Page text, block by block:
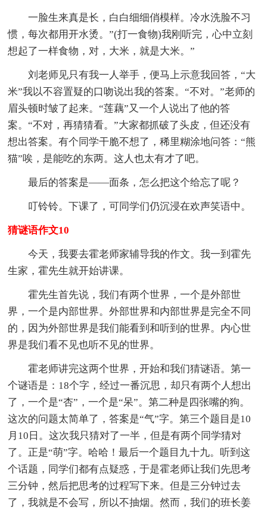
一脸生来真是长，白白细细俏模样。冷水洗脸不习
惯，每次都用开水烫。”(打一食物)我刚听完，心中立刻
想起了一样食物，对，大米，就是大米。”
刘老师见只有我一人举手，便马上示意我回答，“大
米”我以不容置疑的口吻说出我的答案。“不对。”老师的
眉头顿时皱了起来。“莲藕”又一个人说出了他的答
案。“不对，再猜猜看。”大家都抓破了头皮，但还没有
想出答案。有个同学干脆不想了，稀里糊涂地问答：“熊
猫”唉，是能吃的东两。这人也太有才了吧。
最后的答案是——面条，怎么把这个给忘了呢？
叮铃铃。下课了，可同学们仍沉浸在欢声笑语中。
猜谜语作文10
今天，我要去霍老师家辅导我的作文。我一到霍先
生家，霍先生就开始讲课。
霍先生首先说，我们有两个世界，一个是外部世
界，一个是内部世界。外部世界和内部世界是完全不同
的，因为外部世界是我们能看到和听到的世界。内心世
界是我们看不见也听不见的世界。
霍老师讲完这两个世界，开始和我们猜谜语。第一
个谜语是：18个字，经过一番沉思，却只有两个人想出
了，一个是“杏”，一个是“呆”。第二种是四张嘴的狗。
这次的问题太简单了，答案是“气”字。第三个题目是10
月10日。这次我只猜对了一半，但是有两个同学猜对
了。正是“萌”字。哈哈！最后一个题目九十九。听到这
个话题，同学们都有点疑惑，于是霍老师让我们先思考
三分钟，然后把思考的过程写下来。但是三分钟过去
了，我就是不会写，所以不抽烟。然而，我们的班长姜